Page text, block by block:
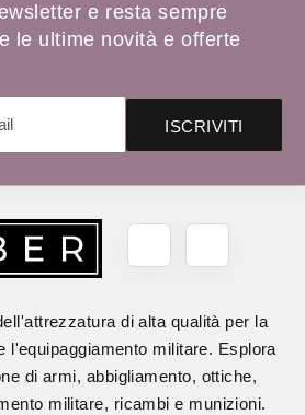
e resta sempre
le ultime novità e offerte
ISCRIVITI
di alta qualità per la
l'equipaggiamento militare. Esplora
di armi, abbigliamento, ottiche,
militare, ricambi e munizioni.